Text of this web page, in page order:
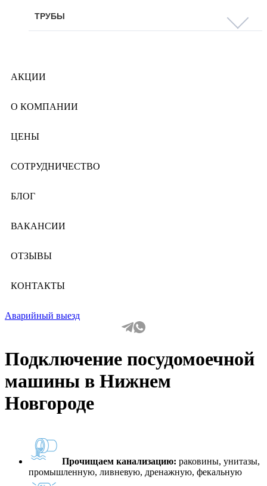
ТРУБЫ
АКЦИИ
О КОМПАНИИ
ЦЕНЫ
СОТРУДНИЧЕСТВО
БЛОГ
ВАКАНСИИ
ОТЗЫВЫ
КОНТАКТЫ
Аварийный выезд
Подключение посудомоечной
машины в Нижнем
Новгороде
Прочищаем канализацию: раковины, унитазы,
промышленную, ливневую, дренажную, фекальную